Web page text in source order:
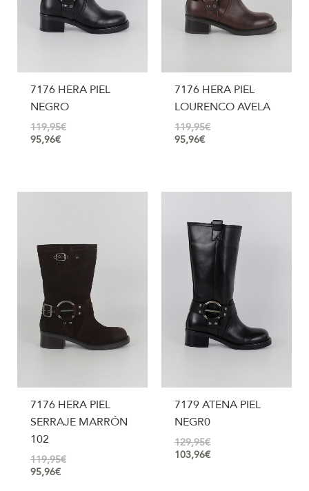
7176 HERA PIEL
NEGRO
119,95€
95,96€
7176 HERA PIEL
LOURENCO AVELA
119,95€
95,96€
7176 HERA PIEL
SERRAJE MARRÓN
102
119,95€
95,96€
7179 ATENA PIEL
NEGR0
129,95€
103,96€